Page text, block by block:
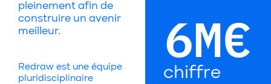
pleinement afin de
construire un avenir
meilleur.
Redraw est une équipe
pluridisciplinaire
chiffre
6M€